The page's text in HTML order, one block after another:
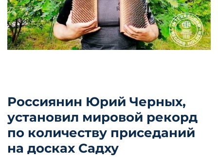
Россиянин Юрий Черных,
установил мировой рекорд
по количеству приседаний
на досках Садху